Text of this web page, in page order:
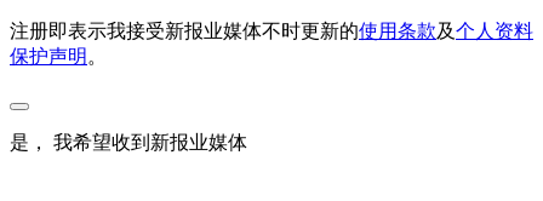
注册即表示我接受新报业媒体不时更新的使用条款及个人资料
保护声明 。
是， 我希望收到新报业媒体